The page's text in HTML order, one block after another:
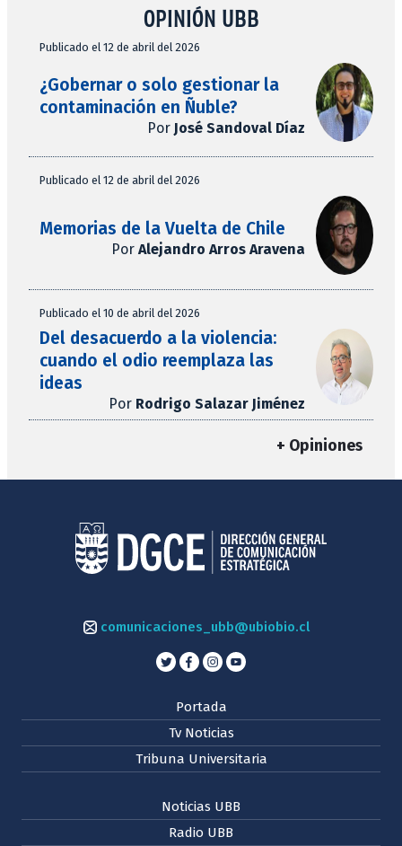
OPINIÓN UBB
Publicado el 12 de abril del 2026
¿Gobernar o solo gestionar la
contaminación en Ñuble?
Por José Sandoval Díaz
Publicado el 12 de abril del 2026
Memorias de la Vuelta de Chile
Por Alejandro Arros Aravena
Publicado el 10 de abril del 2026
Del desacuerdo a la violencia:
cuando el odio reemplaza las
ideas
Por Rodrigo Salazar Jiménez
+ Opiniones
comunicaciones_ubb@ubiobio.cl
Portada
Tv Noticias
Tribuna Universitaria
Noticias UBB
Radio UBB